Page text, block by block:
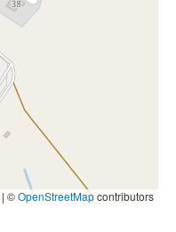
| ©OpenStreetMapcontributors